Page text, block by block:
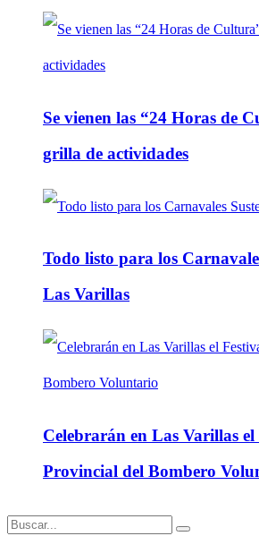
Se vienen las “24 Horas de
grilla de actividades
Todo listo para los
Las Varillas
Celebrarán en Las Varillas el
Provincial del Bombero